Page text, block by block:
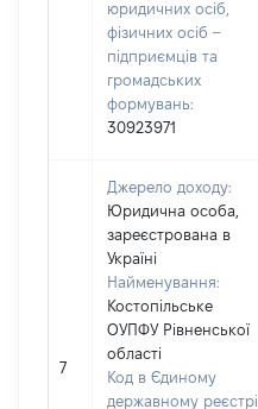
юридичних осіб,
фізичних осіб –
підприємців та
громадських
формувань:
30923971
7
Джерело доходу:
Юридична особа,
зареєстрована в
Україні
Найменування:
Костопільське
ОУПФУ Рівненської
області
Код в Єдиному
державному реєстрі